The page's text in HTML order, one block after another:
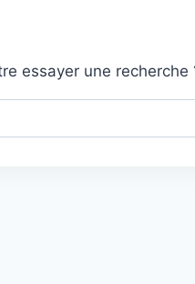
essayer une recherche